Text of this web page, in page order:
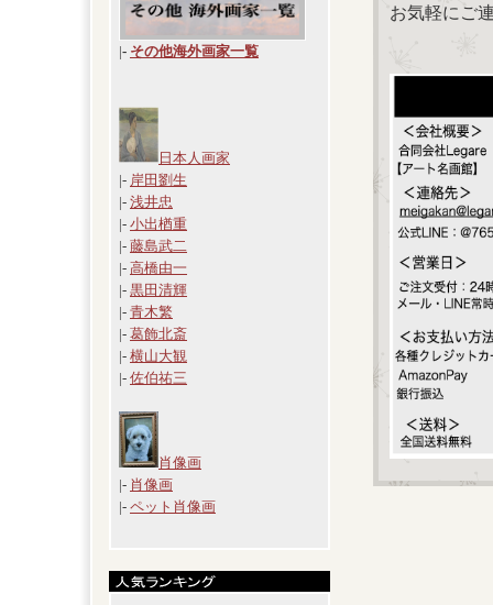
|- その他海外画家一覧
日本人画家
|- 岸田劉生
|- 浅井忠
|- 小出楢重
|- 藤島武二
|- 高橋由一
|- 黒田清輝
|- 青木繁
|- 葛飾北斎
|- 横山大観
|- 佐伯祐三
肖像画
|- 肖像画
|- ペット肖像画
お気軽にご